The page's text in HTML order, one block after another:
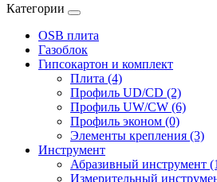
Категории
OSB плита
Газоблок
Гипсокартон и комплект
Плита (4)
Профиль UD/CD (2)
Профиль UW/CW (6)
Профиль эконом (0)
Элементы крепления (3)
Инструмент
Абразивный инструмент
Измерительный